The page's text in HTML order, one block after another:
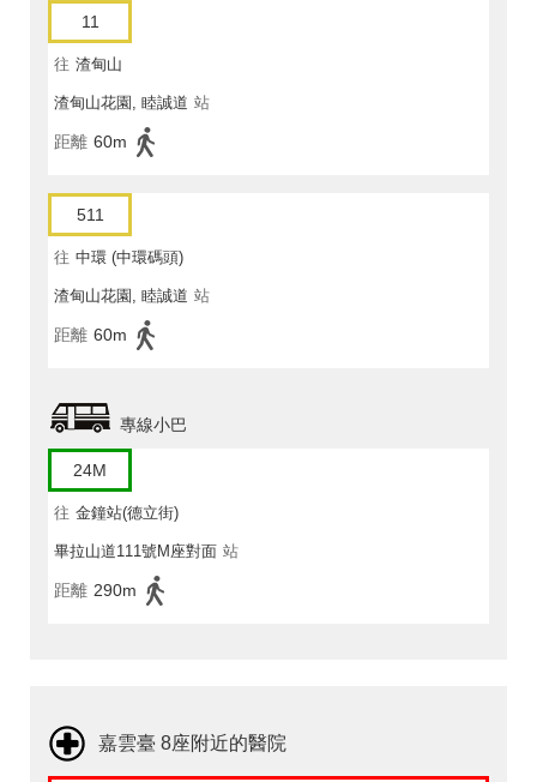
11
往 渣甸山
渣甸山花園, 睦誠道 站
距離 60m
511
往 中環 (中環碼頭)
渣甸山花園, 睦誠道 站
距離 60m
專線小巴
24M
往 金鐘站(德立街)
畢拉山道111號M座對面 站
距離 290m
嘉雲臺 8座附近的醫院